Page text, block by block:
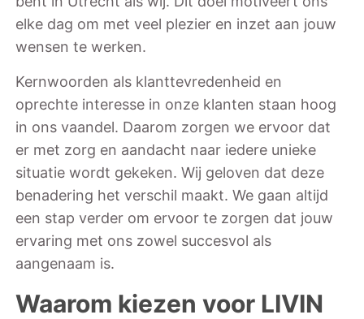
elke dag om met veel plezier en inzet aan jouw
wensen te werken.
Kernwoorden als klanttevredenheid en
oprechte interesse in onze klanten staan hoog
in ons vaandel. Daarom zorgen we ervoor dat
er met zorg en aandacht naar iedere unieke
situatie wordt gekeken. Wij geloven dat deze
benadering het verschil maakt. We gaan altijd
een stap verder om ervoor te zorgen dat jouw
ervaring met ons zowel succesvol als
aangenaam is.
Waarom kiezen voor LIVIN